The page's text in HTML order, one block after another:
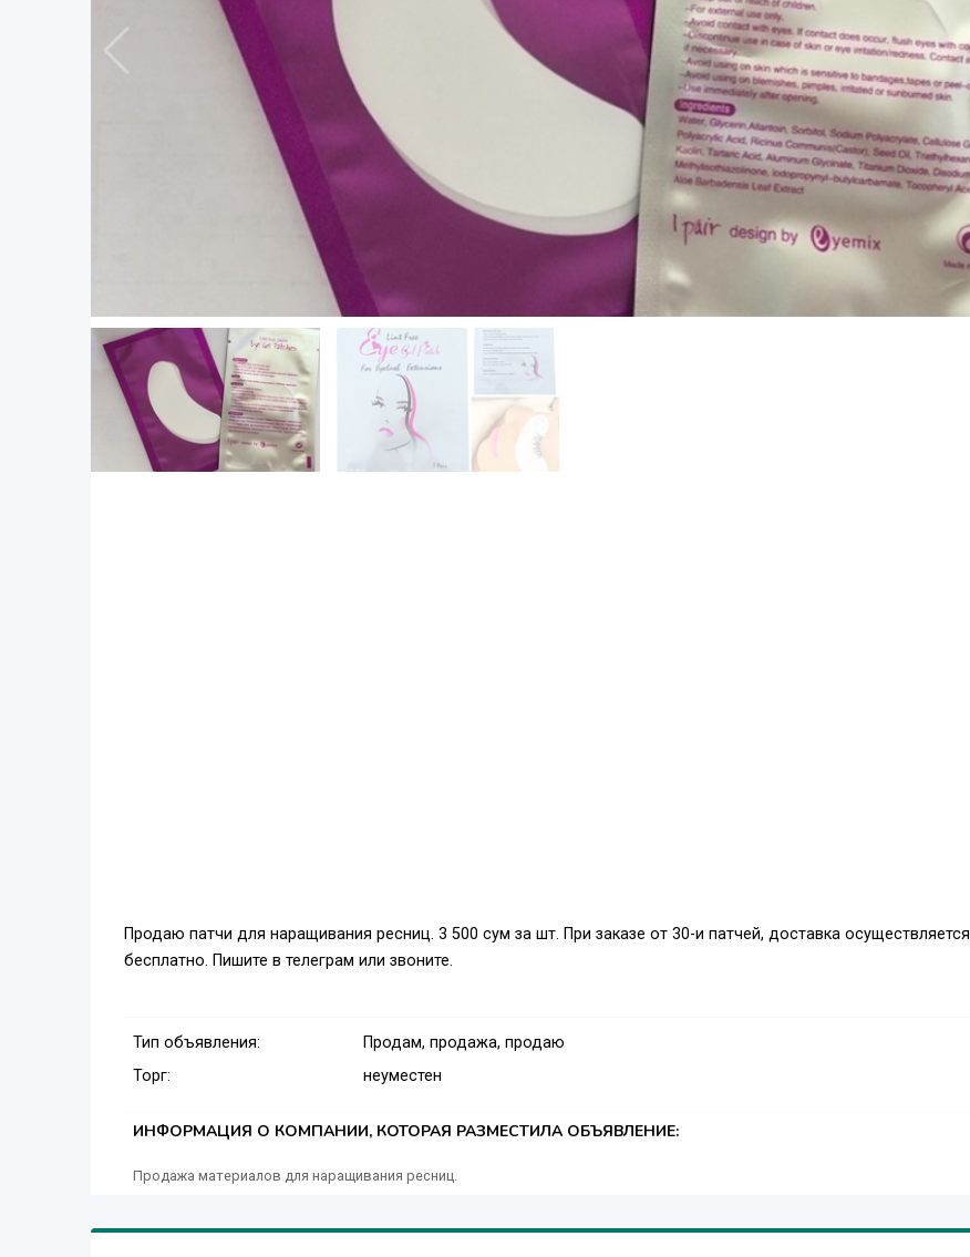
Продаю патчи для наращивания ресниц. 3 500 сум за шт. При заказе от 30-и патчей, доставка осуществляется
бесплатно. Пишите в телеграм или звоните.
Тип объявления:
Продам, продажа, продаю
Торг:
неуместен
ИНФОРМАЦИЯ О КОМПАНИИ, КОТОРАЯ РАЗМЕСТИЛА ОБЪЯВЛЕНИЕ:
Продажа материалов для наращивания ресниц.